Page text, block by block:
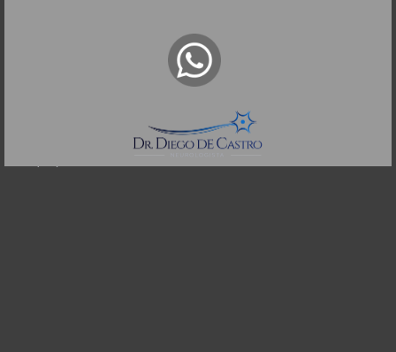
R. Itapeva, 518 - sala 1301
Bela Vista - São Paulo - SP